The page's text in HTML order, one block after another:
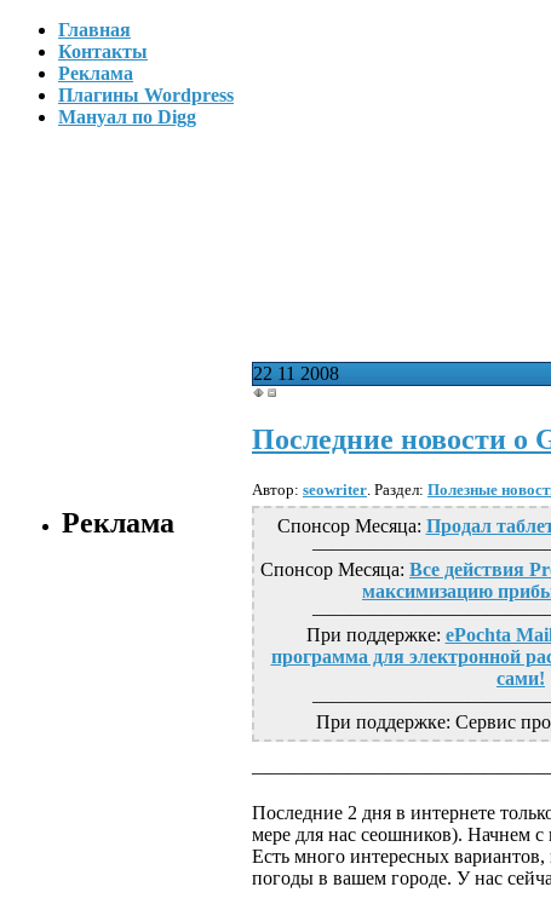
Главная
Контакты
Реклама
Плагины Wordpress
Мануал по Digg
Реклама
22 11 2008
Последние новости о
Автор: seowriter . Раздел: Полезные
Спонсор Месяца: Продал
Спонсор Месяца: Все действия
максимизацию
При поддержке: ePochta
программа для электронной
сами!
При поддержке: Сервис
Последние 2 дня в интернете
мере для нас сеошников). Начнем
Есть много интересных
погоды в вашем городе. У нас